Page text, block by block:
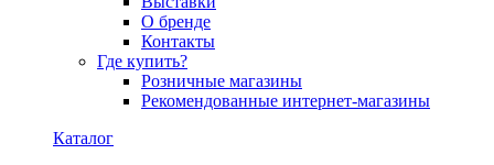
О бренде
Контакты
Где купить?
Розничные магазины
Рекомендованные интернет-магазины
Каталог